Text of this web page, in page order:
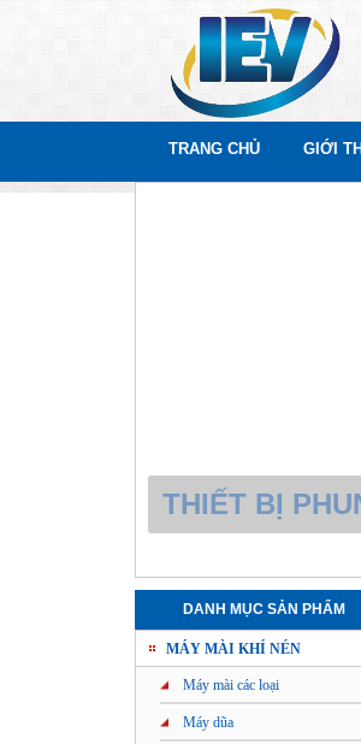
TRANG CHỦ GIỚI
THIẾT BỊ KHÍ
DANH MỤC SẢN PHẨM
MÁY MÀI KHÍ NÉN
Máy mài các loại
Máy dũa